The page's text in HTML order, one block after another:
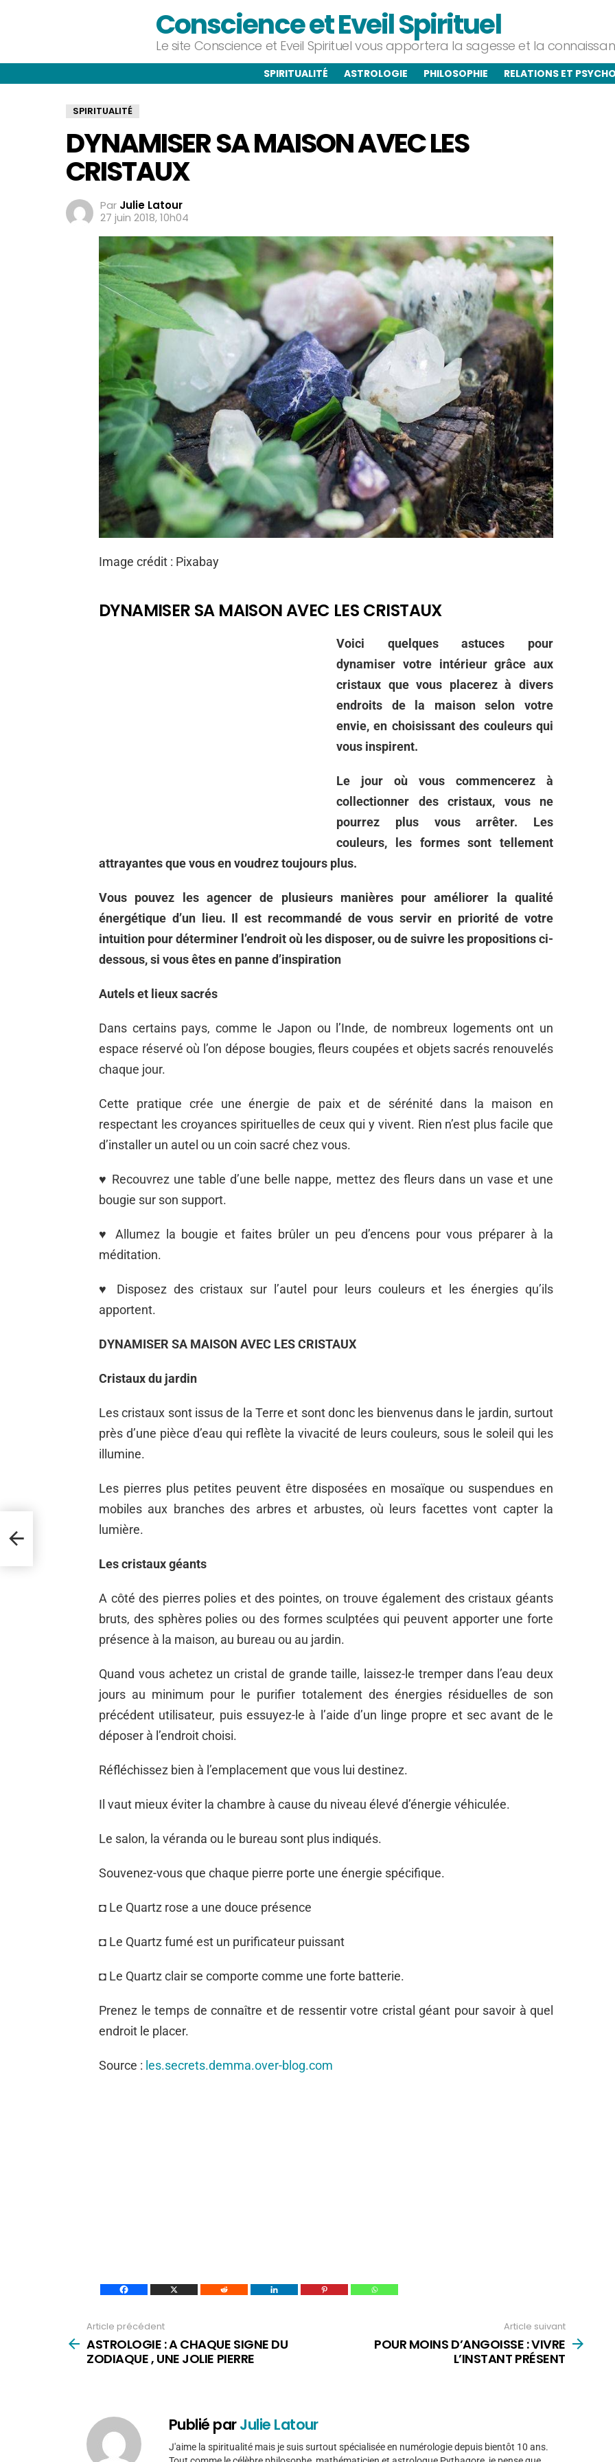
Conscience et Eveil Spirituel
Le site Conscience et Eveil Spirituel vous apportera la sagesse et la
SPIRITUALITÉ ASTROLOGIE PHILOSOPHIE RELATIONS ET
SPIRITUALITÉ
DYNAMISER SA MAISON AVEC LES
CRISTAUX
Par Julie Latour
27 juin 2018, 10h04
Image crédit : Pixabay
DYNAMISER SA MAISON AVEC LES CRISTAUX
Voici quelques astuces pour
dynamiser votre intérieur grâce aux
cristaux que vous placerez à divers
endroits de la maison selon votre
envie, en choisissant des couleurs qui
vous inspirent.
Le jour où vous commencerez à
collectionner des cristaux, vous ne
pourrez plus vous arrêter. Les
couleurs, les formes sont tellement
attrayantes que vous en voudrez toujours plus.
Vous pouvez les agencer de plusieurs manières pour améliorer la qualité
énergétique d’un lieu. Il est recommandé de vous servir en priorité de votre
intuition pour déterminer l’endroit où les disposer, ou de suivre les propositions ci-
dessous, si vous êtes en panne d’inspiration
Autels et lieux sacrés
Dans certains pays, comme le Japon ou l’Inde, de nombreux logements ont un
espace réservé où l’on dépose bougies, fleurs coupées et objets sacrés renouvelés
chaque jour.
Cette pratique crée une énergie de paix et de sérénité dans la maison en
respectant les croyances spirituelles de ceux qui y vivent. Rien n’est plus facile que
d’installer un autel ou un coin sacré chez vous.
♥ Recouvrez une table d’une belle nappe, mettez des fleurs dans un vase et une
bougie sur son support.
♥
Allumez la bougie et faites brûler un peu d’encens pour vous préparer à la
méditation.
♥
Disposez des cristaux sur l’autel pour leurs couleurs et les énergies qu’ils
apportent.
DYNAMISER SA MAISON AVEC LES CRISTAUX
Cristaux du jardin
Les cristaux sont issus de la Terre et sont donc les bienvenus dans le jardin, surtout
près d’une pièce d’eau qui reflète la vivacité de leurs couleurs, sous le soleil qui les
illumine.
Les pierres plus petites peuvent être disposées en mosaïque ou suspendues en
mobiles aux branches des arbres et arbustes, où leurs facettes vont capter la
lumière.
Les cristaux géants
A côté des pierres polies et des pointes, on trouve également des cristaux géants
bruts, des sphères polies ou des formes sculptées qui peuvent apporter une forte
présence à la maison, au bureau ou au jardin.
Quand vous achetez un cristal de grande taille, laissez-le tremper dans l’eau deux
jours au minimum pour le purifier totalement des énergies résiduelles de son
précédent utilisateur, puis essuyez-le à l’aide d’un linge propre et sec avant de le
déposer à l’endroit choisi.
Réfléchissez bien à l’emplacement que vous lui destinez.
Il vaut mieux éviter la chambre à cause du niveau élevé d’énergie véhiculée.
Le salon, la véranda ou le bureau sont plus indiqués.
Souvenez-vous que chaque pierre porte une énergie spécifique.
◘ Le Quartz rose a une douce présence
◘ Le Quartz fumé est un purificateur puissant
◘ Le Quartz clair se comporte comme une forte batterie.
Prenez le temps de connaître et de ressentir votre cristal géant pour savoir à quel
endroit le placer.
Source : les.secrets.demma.over-blog.com
plus
Article précédent
ASTROLOGIE : A CHAQUE SIGNE DU
ZODIAQUE , UNE JOLIE PIERRE
Article suivant
POUR MOINS D’ANGOISSE : VIVRE
L’INSTANT PRÉSENT
Publié parJulie Latour
J'aime la spiritualité mais je suis surtout spécialisée en numérologie depuis bientôt 10 ans.